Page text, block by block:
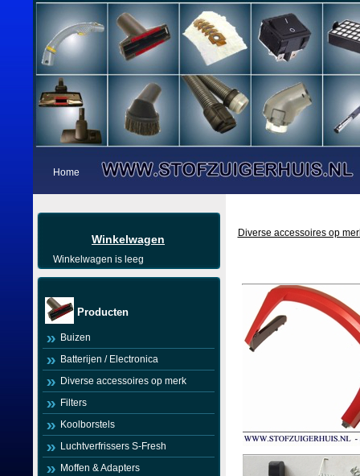
Home
Winkelwagen
Winkelwagen is leeg
Producten
Buizen
Batterijen / Electronica
Diverse accessoires op merk
Filters
Koolborstels
Luchtverfrissers S-Fresh
Moffen & Adapters
Diverse accessoires op